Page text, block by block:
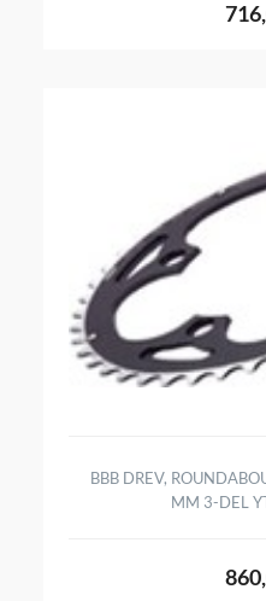
BBB DREV,
MM 3-DEL